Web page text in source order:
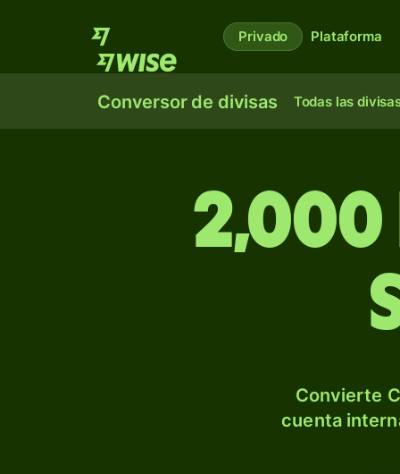
Privado Plataforma
Conversor de divisas Todas las
Convierte
cuenta